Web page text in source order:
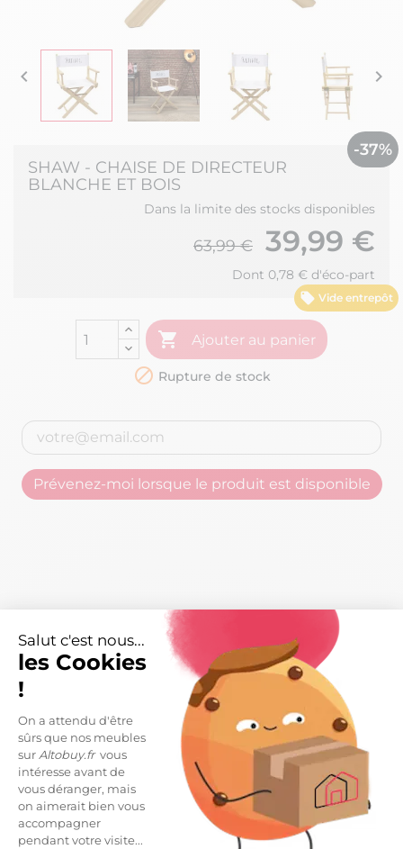
Salut c'est nous...
les Cookies
!
On a attendu d'être
sûrs que nos meubles
surAltobuy.frvous
intéresse avant de
vous déranger, mais
on aimerait bien vous
accompagner
pendant votre visite...
 
Vide entrepôt
-37%
SHAW - CHAISE DE DIRECTEUR
BLANCHE ET BOIS
Dans la limite des stocks disponibles
63,99 € 39,99 €
Dont 0,78 € d'éco-part
 Ajouter au panier
 Rupture de stock
Prévenez-moi lorsque le produit est disponible
Caractéristiques arrow_right
Livraisons et retours arrow_drop_down